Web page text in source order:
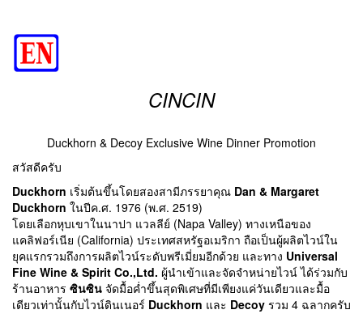
CINCIN
Duckhorn & Decoy Exclusive Wine Dinner Promotion
สวัสดีครับ
Duckhorn เริ่มต้นขึ้นโดยสองสามีภรรยาคุณ Dan & Margaret
Duckhorn ในปีค.ศ. 1976 (พ.ศ. 2519)
โดยเลือกหุบเขาในนาปา แวลลีย์ (Napa Valley) ทางเหนือของ
แคลิฟอร์เนีย (California) ประเทศสหรัฐอเมริกา ถือเป็นผู้ผลิตไวน์ใน
ยุคแรกรวมถึงการผลิตไวน์ระดับพรีเมี่ยมอีกด้วย และทาง Universal
Fine Wine & Spirit Co.,Ltd. ผู้นำเข้าและจัดจำหน่ายไวน์ ได้ร่วมกับ
ร้านอาหาร ซินซิน จัดมื้อค่ำขึ้นสุดพิเศษที่มีเพียงแค่วันเดียวและมื้อ
เดียวเท่านั้นกับไวน์ดินเนอร์ Duckhorn และ Decoy รวม 4 ฉลากครับ